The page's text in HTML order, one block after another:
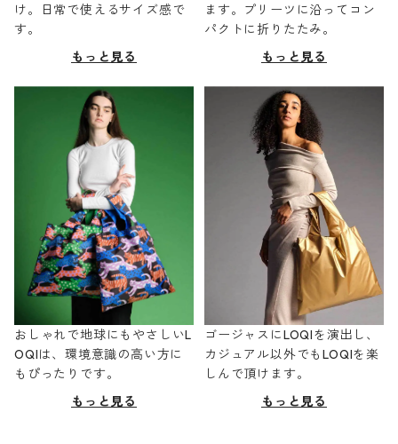
け。日常で使えるサイズ感で
す。
もっと見る
ます。プリーツに沿ってコン
パクトに折りたたみ。
もっと見る
おしゃれで地球にもやさしいL
OQIは、環境意識の高い方に
もぴったりです。
もっと見る
ゴージャスにLOQIを演出し、
カジュアル以外でもLOQIを楽
しんで頂けます。
もっと見る